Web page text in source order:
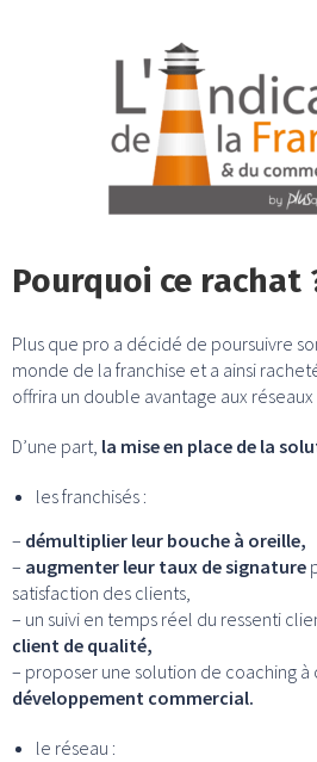
Pourquoi ce rachat
Plus que pro a décidé de poursuivre
monde de la franchise et a ainsi
offrira un double avantage aux réseaux
D’une part, la mise en place de la
les franchisés :
– démultiplier leur bouche à oreille,
– augmenter leur taux de signature
satisfaction des clients,
– un suivi en temps réel du ressenti
client de qualité,
– proposer une solution de coaching
développement commercial.
le réseau :